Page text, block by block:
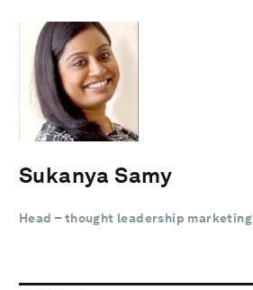
Sukanya Samy
Head – thought leadership marketing